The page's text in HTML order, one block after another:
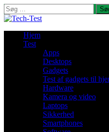
Søg
efter:
Hjem
Test
Apps
Desktops
Gadgets
Test af gadgets til
Hardware
Kamera og video
Laptops
Sikkerhed
Smartphones